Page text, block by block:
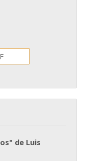
de Luis